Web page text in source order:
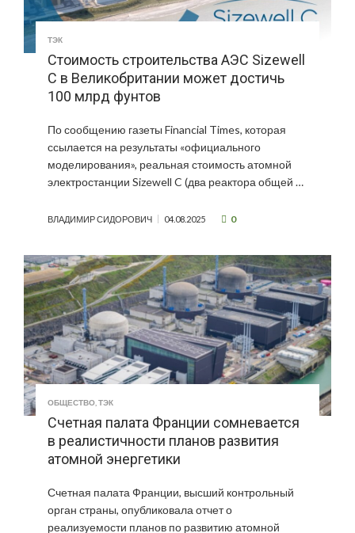
ТЭК
Стоимость строительства АЭС Sizewell
C в Великобритании может достичь
100 млрд фунтов
По сообщению газеты Financial Times, которая
ссылается на результаты «официального
моделирования», реальная стоимость атомной
электростанции Sizewell C (два реактора общей …
ВЛАДИМИР СИДОРОВИЧ 04.08.2025 0
ОБЩЕСТВО,ТЭК
Счетная палата Франции сомневается
в реалистичности планов развития
атомной энергетики
Счетная палата Франции, высший контрольный
орган страны, опубликовала отчет о
реализуемости планов по развитию атомной